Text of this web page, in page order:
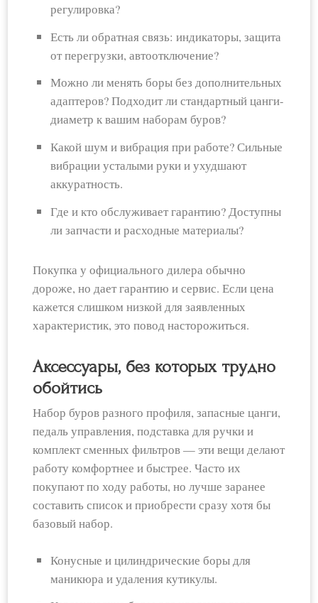
регулировка?
Есть ли обратная связь: индикаторы, защита
от перегрузки, автоотключение?
Можно ли менять боры без дополнительных
адаптеров? Подходит ли стандартный цанги-
диаметр к вашим наборам буров?
Какой шум и вибрация при работе? Сильные
вибрации усталыми руки и ухудшают
аккуратность.
Где и кто обслуживает гарантию? Доступны
ли запчасти и расходные материалы?
Покупка у официального дилера обычно
дороже, но дает гарантию и сервис. Если цена
кажется слишком низкой для заявленных
характеристик, это повод насторожиться.
Аксессуары, без которых трудно
обойтись
Набор буров разного профиля, запасные цанги,
педаль управления, подставка для ручки и
комплект сменных фильтров — эти вещи делают
работу комфортнее и быстрее. Часто их
покупают по ходу работы, но лучше заранее
составить список и приобрести сразу хотя бы
базовый набор.
Конусные и цилиндрические боры для
маникюра и удаления кутикулы.